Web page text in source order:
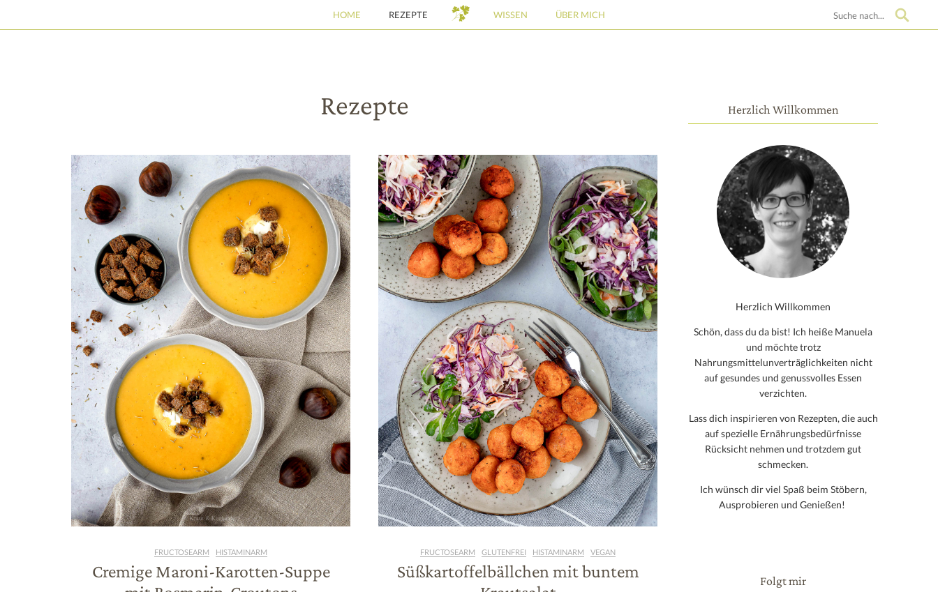
HAUPTNAVIGATION
HOME REZEPTE WISSEN ÜBER MICH Suche
Rezepte
FRUCTOSEARM HISTAMINARM
Cremige Maroni-Karotten-Suppe
FRUCTOSEARM GLUTENFREI HISTAMINARM VEGAN
Süßkartoffelbällchen mit buntem
Herzlich Willkommen
Herzlich Willkommen
Schön, dass du da bist! Ich heiße Manuela
und möchte trotz
Nahrungsmittelunverträglichkeiten nicht
auf gesundes und genussvolles Essen
verzichten.
Lass dich inspirieren von Rezepten, die auch
auf spezielle Ernährungsbedürfnisse
Rücksicht nehmen und trotzdem gut
schmecken.
Ich wünsch dir viel Spaß beim Stöbern,
Ausprobieren und Genießen!
Folgt mir